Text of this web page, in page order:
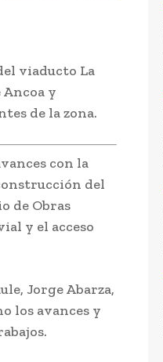
viaducto La
y
de la zona.
con la
del
de Obras
y el acceso
Jorge Abarza,
los avances y